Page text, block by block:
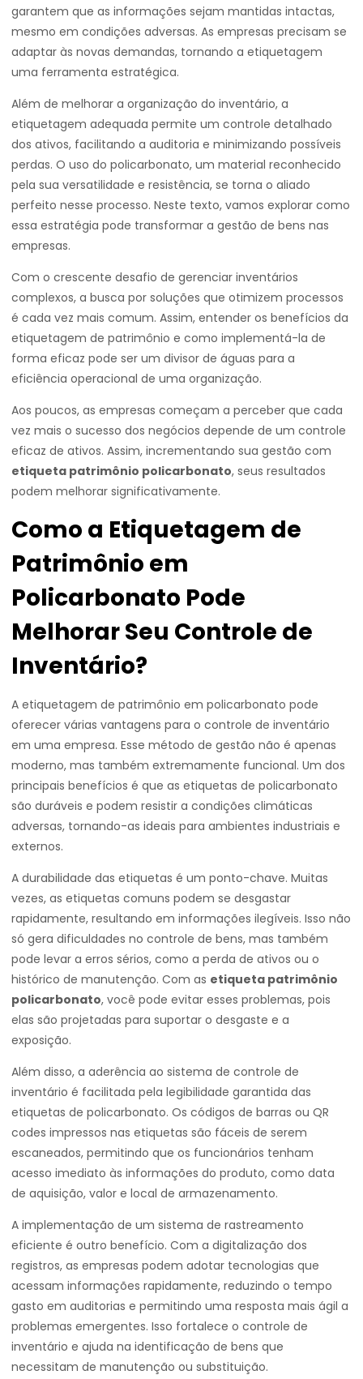
garantem que as informações sejam mantidas intactas,
mesmo em condições adversas. As empresas precisam se
adaptar às novas demandas, tornando a etiquetagem
uma ferramenta estratégica.
Além de melhorar a organização do inventário, a
etiquetagem adequada permite um controle detalhado
dos ativos, facilitando a auditoria e minimizando possíveis
perdas. O uso do policarbonato, um material reconhecido
pela sua versatilidade e resistência, se torna o aliado
perfeito nesse processo. Neste texto, vamos explorar como
essa estratégia pode transformar a gestão de bens nas
empresas.
Com o crescente desafio de gerenciar inventários
complexos, a busca por soluções que otimizem processos
é cada vez mais comum. Assim, entender os benefícios da
etiquetagem de patrimônio e como implementá-la de
forma eficaz pode ser um divisor de águas para a
eficiência operacional de uma organização.
Aos poucos, as empresas começam a perceber que cada
vez mais o sucesso dos negócios depende de um controle
eficaz de ativos. Assim, incrementando sua gestão com
etiqueta patrimônio policarbonato, seus resultados
podem melhorar significativamente.
Como a Etiquetagem de
Patrimônio em
Policarbonato Pode
Melhorar Seu Controle de
Inventário?
A etiquetagem de patrimônio em policarbonato pode
oferecer várias vantagens para o controle de inventário
em uma empresa. Esse método de gestão não é apenas
moderno, mas também extremamente funcional. Um dos
principais benefícios é que as etiquetas de policarbonato
são duráveis e podem resistir a condições climáticas
adversas, tornando-as ideais para ambientes industriais e
externos.
A durabilidade das etiquetas é um ponto-chave. Muitas
vezes, as etiquetas comuns podem se desgastar
rapidamente, resultando em informações ilegíveis. Isso não
só gera dificuldades no controle de bens, mas também
pode levar a erros sérios, como a perda de ativos ou o
histórico de manutenção. Com as etiqueta patrimônio
policarbonato, você pode evitar esses problemas, pois
elas são projetadas para suportar o desgaste e a
exposição.
Além disso, a aderência ao sistema de controle de
inventário é facilitada pela legibilidade garantida das
etiquetas de policarbonato. Os códigos de barras ou QR
codes impressos nas etiquetas são fáceis de serem
escaneados, permitindo que os funcionários tenham
acesso imediato às informações do produto, como data
de aquisição, valor e local de armazenamento.
A implementação de um sistema de rastreamento
eficiente é outro benefício. Com a digitalização dos
registros, as empresas podem adotar tecnologias que
acessam informações rapidamente, reduzindo o tempo
gasto em auditorias e permitindo uma resposta mais ágil a
problemas emergentes. Isso fortalece o controle de
inventário e ajuda na identificação de bens que
necessitam de manutenção ou substituição.